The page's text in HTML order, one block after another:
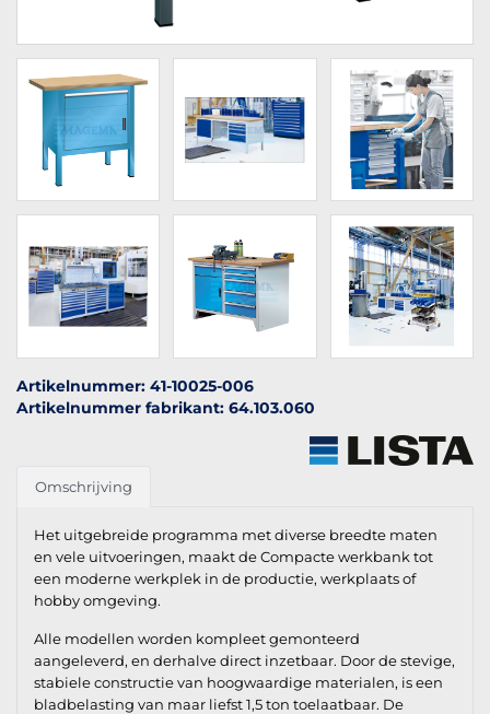
Artikelnummer: 41-10025-006
Artikelnummer fabrikant: 64.103.060
Omschrijving
Het uitgebreide programma met diverse breedte maten
en vele uitvoeringen, maakt de Compacte werkbank tot
een moderne werkplek in de productie, werkplaats of
hobby omgeving.
Alle modellen worden kompleet gemonteerd
aangeleverd, en derhalve direct inzetbaar. Door de stevige,
stabiele constructie van hoogwaardige materialen, is een
bladbelasting van maar liefst 1,5 ton toelaatbaar. De